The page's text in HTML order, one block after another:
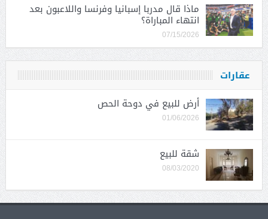
ماذا قال مدربا إسبانيا وفرنسا واللاعبون بعد
انتهاء المباراة؟
07/15/2026
عقارات
أرض للبيع في دوحة الحص
01/06/2026
شقة للبيع
08/03/2020